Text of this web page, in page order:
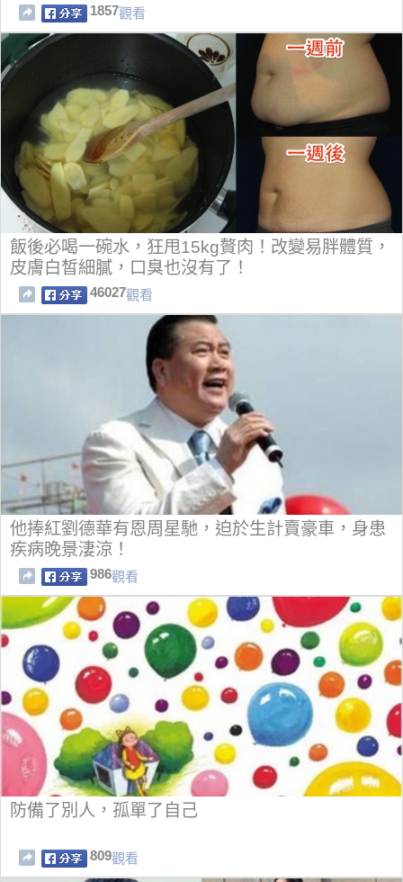
1857觀看
飯後必喝一碗水，狂甩15kg贅肉！改變易胖體質，
皮膚白皙細膩，口臭也沒有了！
46027觀看
他捧紅劉德華有恩周星馳，迫於生計賣豪車，身患
疾病晚景淒涼！
986觀看
防備了別人，孤單了自己
809觀看